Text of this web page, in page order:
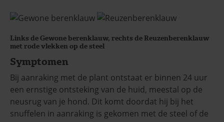
Links de Gewone berenklauw, rechts de Reuzenberenklauw
met rode vlekken op de steel
Symptomen
Bij aanraking met de plant ontstaat er binnen 24 uur
een ernstige ontsteking van de huid, meestal op de
neusrug van je hond. Dit komt doordat hij bij het
snuffelen in aanraking is gekomen met de steel of de